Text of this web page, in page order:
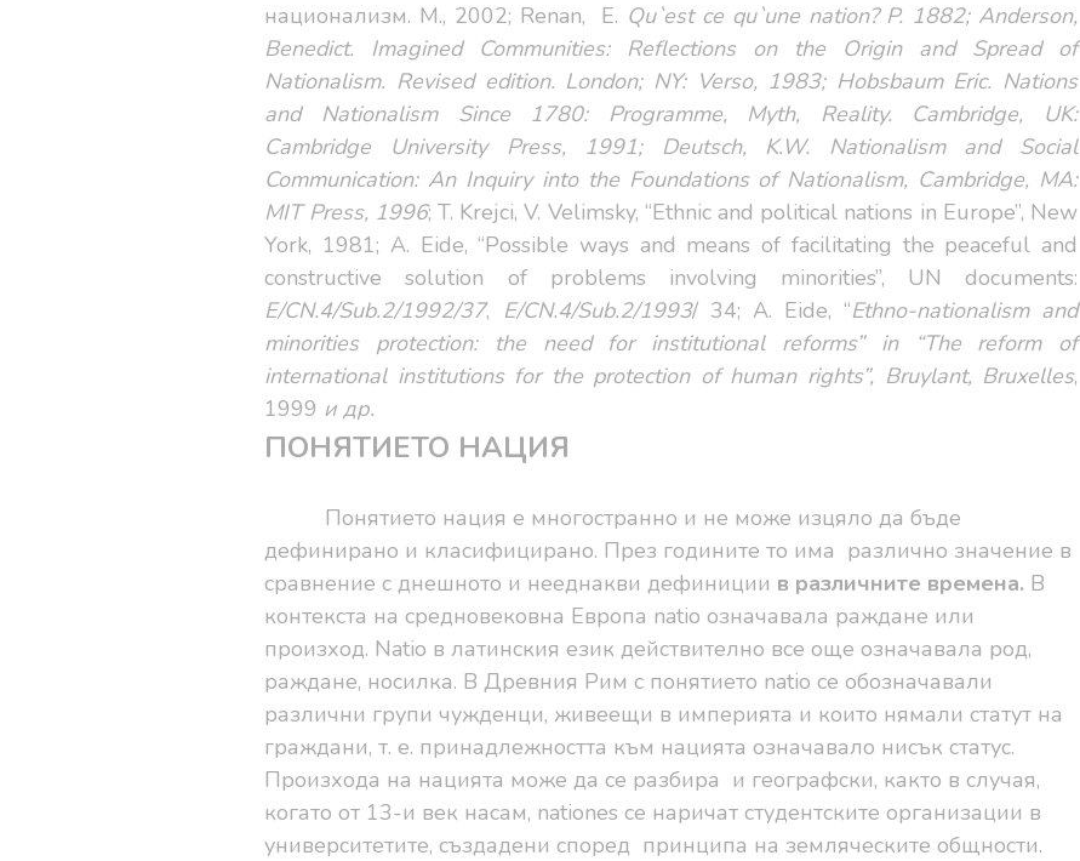
национализм. М., 2002; Renan, E. Qu`est ce qu`une nation? P. 1882; Anderson,
Benedict. Imagined Communities: Reflections on the Origin and Spread of
Nationalism. Revised edition. London; NY: Verso, 1983; Hobsbaum Eric. Nations
and Nationalism Since 1780: Programme, Myth, Reality. Cambridge, UK:
Cambridge University Press, 1991; Deutsch, K.W.
Nationalism and Social
Communication: An Inquiry into the Foundations of Nationalism, Cambridge, MA:
MIT Press, 1996; T. Krejci, V. Velimsky, “Ethnic and political nations in Europe”, New
York, 1981; A. Eide, “Possible ways and means of facilitating the peaceful and
constructive solution of problems involving minorities”, UN documents:
E/CN.4/Sub.2/1992/37, E/CN.4/Sub.2/1993/ 34; A. Eide, “Ethno-nationalism and
minorities protection: the need for institutional reforms” in “The reform of
international institutions for the protection of human rights”, Bruylant, Bruxelles,
1999 и др.
ПОНЯТИЕТО НАЦИЯ
Понятието нация е многостранно и не може изцяло да бъде
дефинирано и класифицирано. През годините то има различно значение в
сравнение с днешното и нееднакви дефиниции в различните времена. В
контекста на средновековна Европа natio означавала раждане или
произход. Natio в латинския език действително все още означавала род,
раждане, носилка. В Древния Рим с понятието natio се обозначавали
различни групи чужденци, живеещи в империята и които нямали статут на
граждани, т. е. принадлежността към нацията означавало нисък статус.
Произхода на нацията може да се разбира и географски, както в случая,
когато от 13-и век насам, nationes се наричат студентските организации в
университетите, създадени според принципа на земляческите общности.